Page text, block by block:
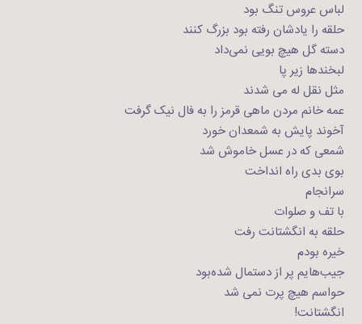
لباس عروس تنگ بود
حلقه را یادشان رفته بود بزرگ کنند
دسته گل هیچ بویی نمی‌داد
لبخند‌ها زیر پا
مثل نقل له می ‌شدند
عمه‌ خانم مردن ماهی قرمز را به فال نیک گرفت
آخوند پایش به شمعدان خورد
شمعی که در عسل خاموش شد
بوی بدی راه انداخت
سرانجام
با تف و صلوات
حلقه به انگشتانت رفت
خیره بودم
جیب‌هایم پر از دستمال شده‌بود
حواسم هیچ پرت نمی شد
انگشتانت!